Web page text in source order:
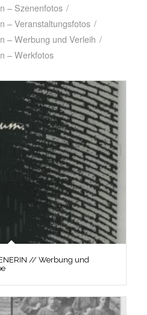
– Szenenfotos /
– Veranstaltungsfotos /
– Werbung und Verleih /
– Werkfotos
// Werbung und